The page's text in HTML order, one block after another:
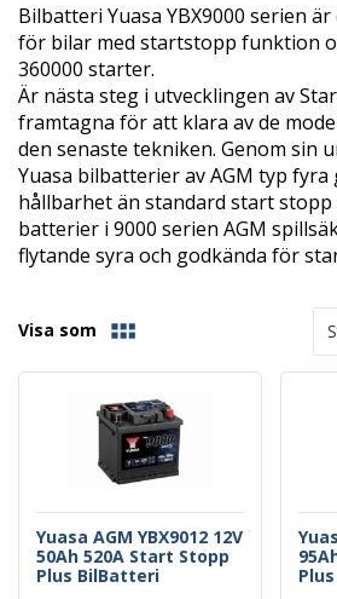
Bilbatteri Yuasa YBX9000 serien
för bilar med startstopp funktion
360000 starter.
Är nästa steg i utvecklingen av
framtagna för att klara av de
den senaste tekniken. Genom sin
Yuasa bilbatterier av AGM typ
hållbarhet än standard start stopp
batterier i 9000 serien AGM
flytande syra och godkända för
Visa som
Yuasa AGM YBX9012 12V
50Ah 520A Start Stopp
Plus BilBatteri